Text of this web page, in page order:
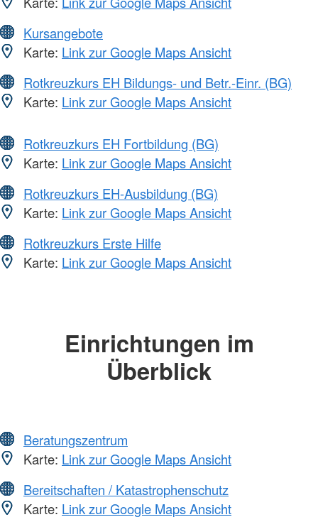
Kursangebote
Karte: Link zur Google Maps Ansicht
Rotkreuzkurs EH Bildungs- und Betr.-Einr. (BG)
Karte: Link zur Google Maps Ansicht
Rotkreuzkurs EH Fortbildung (BG)
Karte: Link zur Google Maps Ansicht
Rotkreuzkurs EH-Ausbildung (BG)
Karte: Link zur Google Maps Ansicht
Rotkreuzkurs Erste Hilfe
Karte: Link zur Google Maps Ansicht
Einrichtungen im
Überblick
Beratungszentrum
Karte: Link zur Google Maps Ansicht
Bereitschaften / Katastrophenschutz
Karte: Link zur Google Maps Ansicht